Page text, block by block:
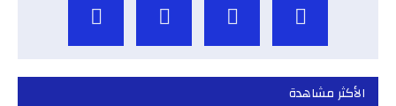
الأكثر مشاهدة